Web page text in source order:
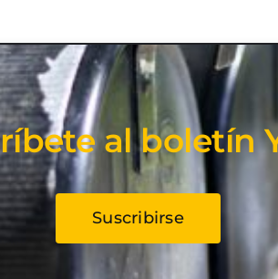
al boletín
Suscribirse